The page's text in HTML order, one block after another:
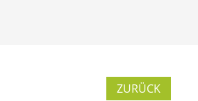
ZURÜCK